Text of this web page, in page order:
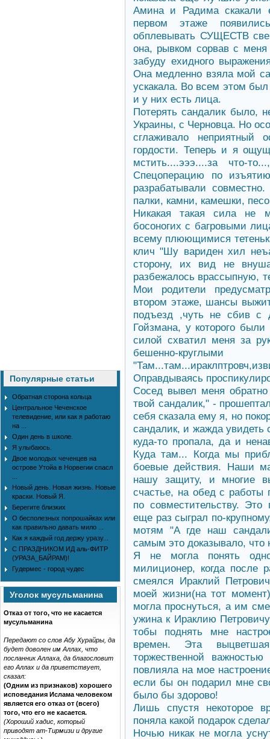
Популярные статьи
Обратная сторона кольца
Центральное Чеченское
телевидение, или как я работаю
на ...
Один день в школе.
Я улыбаюсь.
Двое молодых чеченцев на
острове Утойа в Норвегии спасл
Новый день. Новая жизнь. Новые
краски. Новый Я.
Берегите близких
О бесполезных попрошайках или
как правильно давать мило ...
Как я каждый год держу уразу...
С ПРАЗДНИКОМ ИД аль-ФИТР
(УРАЗА_БАЙРАМ)!
Гудермес - город чудес
Уголок мусульманина
Отказ от того, что не касается
мусульманина
Передают со слов Абу Хурайры, да
будет доволен им Аллах, что
посланник Аллаха, да благословит
его Аллах и да приветствует,
сказал:
(Одним из признаков) хорошего
исповедания Ислама человеком
является его отказ от (всего)
того, что его не касается.
(Хороший хадис, который
приводят ат-Тирмизи и другие
Амина и Радима
первом этаже
обплевывать СУЩЕСТВ
она, рывком сорвав с
забуду ехидного
Она медленно взяла мой
ускакала. Во всем этом
и у них есть лица.
Потерять сандалик было,
Украины, с Черновца. Но
сглаживало
гордости. Теперь и я
мстить....эээ....за что-
Спецоперацию по
разрабатывали
палки, камни, камешки,
Никакая такая сила не
босоногих с багровыми
всему плюющимися
клич "Шу вариден хил
сторону, их вид не
разбежалось врассыпную,
Мои родители
втором этаже, шансы
подъезд ,чуть не сбив с
Гойзмана, у которого
силой схватил меня за
бешенно-
Оправдываясь
Сосед вывел меня
твой сандалик," -
себя сказала ему я, но
сандалик, и жажда увидеть
куда-то пропала, да и
Куда там... Когда мы
боевые действия. Наши
нашу защиту, и многие
счастье, на обед с
по совместительству.
еще раз сыграл по-
мотям "А где наш
самым это доказывало,
Я не могла понять
милиционер, когда после
смеялся Ираклий
моей жизни(на тот
могла проснуться, а им
ужина к Ираклию
тобы поднять мне
времен. Эта
торжественной
повлияла на мое
если бы он подарил мне
было бы здорово!
Лишь спустя некоторое
поняла какой подарок
Ночью никак не могла